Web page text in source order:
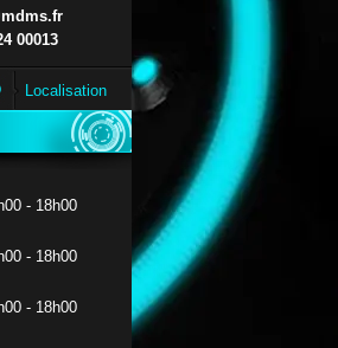
00013
Localisation
- 18h00
- 18h00
- 18h00